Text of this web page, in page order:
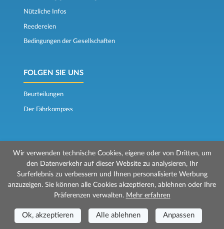
Nützliche Infos
Reedereien
Bedingungen der Gesellschaften
FOLGEN SIE UNS
Beurteilungen
Der Fährkompass
© 2026 Mr Ferry wird von Prenotazioni24 s.r.l. verwaltet
Betriebsstätte: Via Casa del Duca, 1 - 57037 Portoferraio (LI)
Aut.Amm.Prov. LI n 1819 del 16/01/06 - Fondo Garanzia Viaggi ASSIMUTUA
Fideiussione N° 026004
Wir verwenden technische Cookies, eigene oder von Dritten, um
den Datenverkehr auf dieser Website zu analysieren, Ihr
Surferlebnis zu verbessern und Ihnen personalisierte Werbung
anzuzeigen. Sie können alle Cookies akzeptieren, ablehnen oder Ihre
Präferenzen verwalten. Mehr erfahren
Ok, akzeptieren Alle ablehnen Anpassen